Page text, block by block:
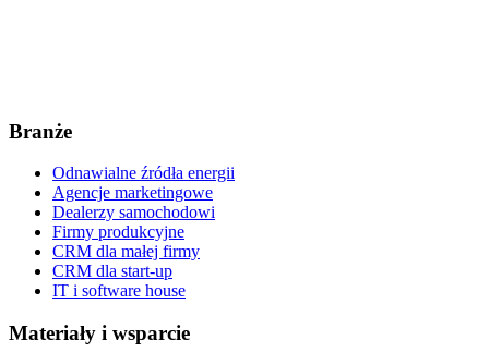
Branże
Odnawialne źródła energii
Agencje marketingowe
Dealerzy samochodowi
Firmy produkcyjne
CRM dla małej firmy
CRM dla start-up
IT i software house
Materiały i wsparcie